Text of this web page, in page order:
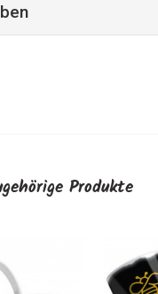
Produkte